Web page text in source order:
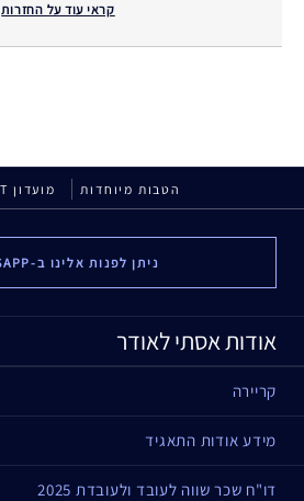
קראי עוד על החזרות
הטבות מיוחדות מועדון ESTÉE E-LIST
ניתן לפנות אלינו ב-WHATSAPP
אודות אסתי לאודר
קריירה
מידע אודות התאגיד
דו"ח שכר שווה לעובד ולעובדת 2025